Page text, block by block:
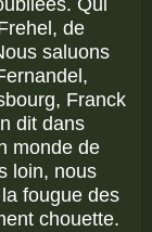
Qui
de
saluons
Franck
dit dans
monde de
loin, nous
fougue des
chouette.